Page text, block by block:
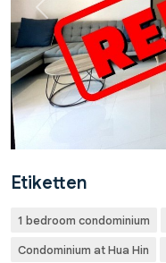
Previous
Etiketten
1 bedroom condominium
Condominium at Hua Hin